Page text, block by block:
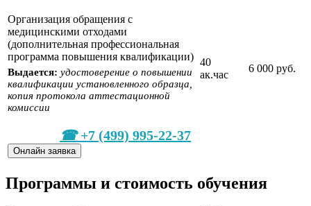
Организация обращения с
медицинскими отходами
(дополнительная профессиональная
программа повышения квалификации)
Выдается: удостоверение о повышении
квалификации установленного образца,
копия протокола аттестационной
комиссии
40
ак.час
6 000 руб.
+7 (499) 995-22-37
Онлайн заявка
Программы и стоимость обучения